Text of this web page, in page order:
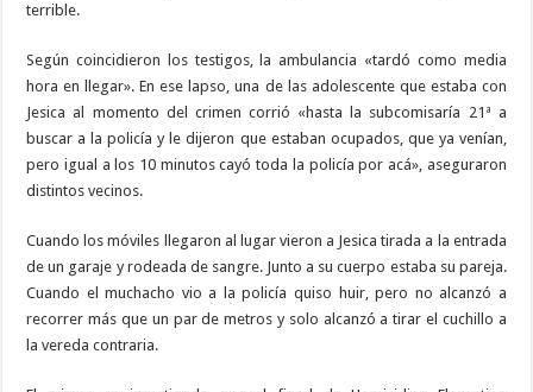
terrible.
Según coincidieron los testigos, la ambulancia «tardó como media
hora en llegar». En ese lapso, una de las adolescente que estaba con
Jesica al momento del crimen corrió «hasta la subcomisaría 21ª a
buscar a la policía y le dijeron que estaban ocupados, que ya venían,
pero igual a los 10 minutos cayó toda la policía por acá», aseguraron
distintos vecinos.
Cuando los móviles llegaron al lugar vieron a Jesica tirada a la entrada
de un garaje y rodeada de sangre. Junto a su cuerpo estaba su pareja.
Cuando el muchacho vio a la policía quiso huir, pero no alcanzó a
recorrer más que un par de metros y solo alcanzó a tirar el cuchillo a
la vereda contraria.